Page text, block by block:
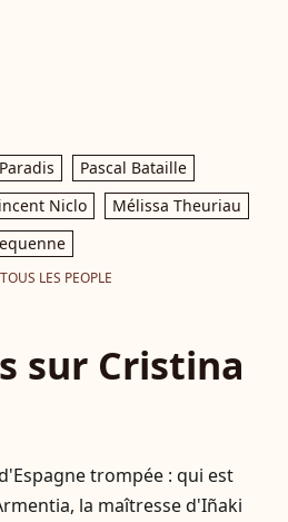
Pascal Bataille
Niclo
Mélissa Theuriau
LES PEOPLE
sur Cristina
trompée : qui est
la maîtresse d'Iñaki